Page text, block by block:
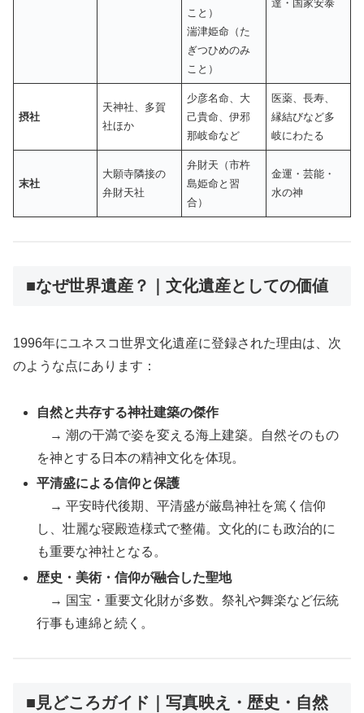
こと）
湍津姫命（た
ぎつひめのみ
こと）
達・国家安泰
摂社
天神社、多賀
社ほか
少彦名命、大
己貴命、伊邪
那岐命など
医薬、長寿、
縁結びなど多
岐にわたる
末社
大願寺隣接の
弁財天社
弁財天（市杵
島姫命と習
合）
金運・芸能・
水の神
■なぜ世界遺産？｜文化遺産としての価値
1996年にユネスコ世界文化遺産に登録された理由は、次
のような点にあります：
自然と共存する神社建築の傑作
→ 潮の干満で姿を変える海上建築。自然そのもの
を神とする日本の精神文化を体現。
平清盛による信仰と保護
→ 平安時代後期、平清盛が厳島神社を篤く信仰
し、壮麗な寝殿造様式で整備。文化的にも政治的に
も重要な神社となる。
歴史・美術・信仰が融合した聖地
→ 国宝・重要文化財が多数。祭礼や舞楽など伝統
行事も連綿と続く。
■見どころガイド｜写真映え・歴史・自然